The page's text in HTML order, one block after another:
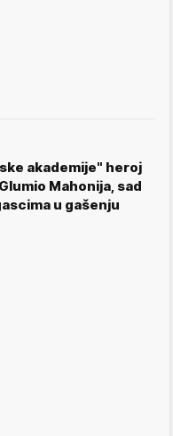
akademije" heroj
Mahonija, sad
u gašenju